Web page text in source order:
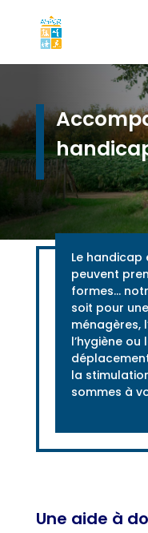
Le handicap
peuvent
formes…
soit pour
ménagères,
l’hygiène ou
la
sommes à
Une aide à